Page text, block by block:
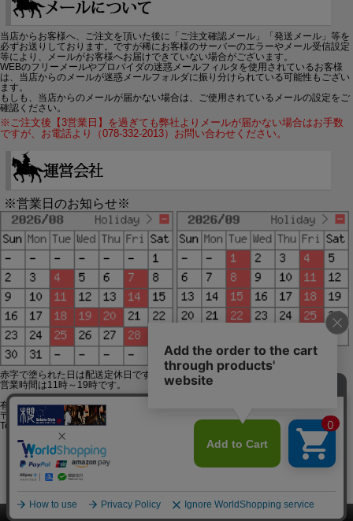
当店からお客様へ、ご注文を頂いた後に「ご注文確認メール」「発送メール」等を
必ずお送りしております。ですが稀にお客様のサーバーのエラーやメール受信設定
等により、メールがお客様へお届けできていない場合がございます。
WEBのフリーメールやプロバイダの迷惑メールフィルタを使用されているお客様
は、当店からのメールが迷惑メールフォルダに振り分けられている可能性もござい
ます。
もしも、当店からのメールが届かない場合は、ご使用されているメールの設定をご
確認ください。
※ご注文後【3営業日】を過ぎても弊社よりメールが届かない場合はお手数
ですが、お電話より（078-332-2013）お問い合わせください。
※営業日のお知らせ※
赤字で塗られた日は配送定休日です。
営業時間は11時～19時です。
有限会社ジップジップ SakuraStyle通販事業部
〒650-0021 神戸市中央区三宮町3-9-19イトウビル1,4F
Tel:078-332-2013 FAX:078-333-6644
SSL/TLSとは?
このページをPC用に切り替え